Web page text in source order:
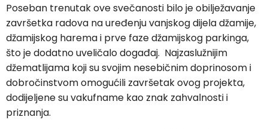
Poseban trenutak ove svečanosti bilo je obilježavanje
završetka radova na uređenju vanjskog dijela džamije,
džamijskog harema i prve faze džamijskog parkinga,
što je dodatno uveličalo događaj. Najzaslužnijim
džematlijama koji su svojim nesebičnim doprinosom i
dobročinstvom omogućili završetak ovog projekta,
dodijeljene su vakufname kao znak zahvalnosti i
priznanja.